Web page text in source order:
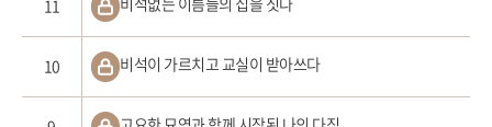
11
10 비석이 가르치고 교실이 받아쓰다